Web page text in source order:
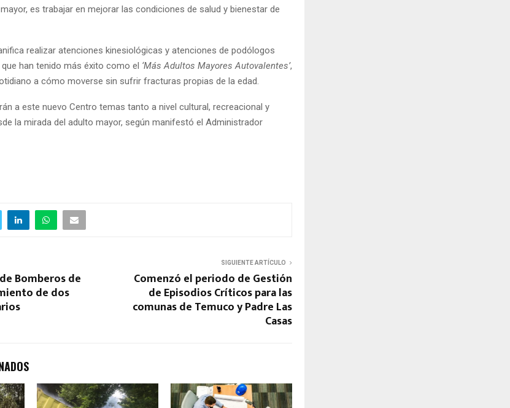
es trabajar en mejorar las condiciones de salud y bienestar de
realizar atenciones kinesiológicas y atenciones de podólogos
han tenido más éxito como el ‘Más Adultos Mayores Autovalentes’,
a cómo moverse sin sufrir fracturas propias de la edad.
a este nuevo Centro temas tanto a nivel cultural, recreacional y
la mirada del adulto mayor, según manifestó el Administrador
Bomberos de
de dos
SIGUIENTE ARTÍCULO
Comenzó el periodo de Gestión
de Episodios Críticos para las
comunas de Temuco y Padre Las
Casas